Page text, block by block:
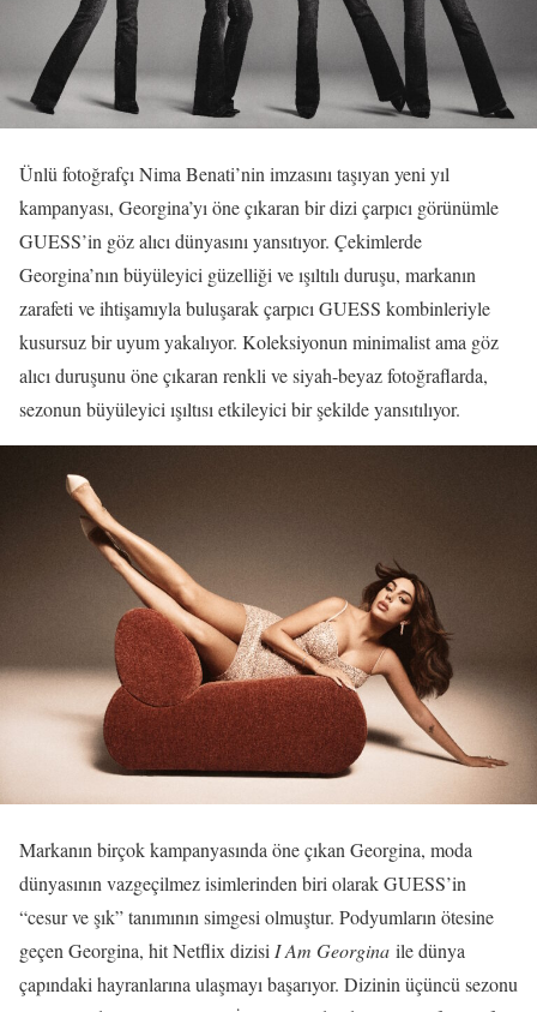
Ünlü fotoğrafçı Nima Benati’nin imzasını taşıyan yeni yıl
kampanyası, Georgina’yı öne çıkaran bir dizi çarpıcı görünümle
GUESS’in göz alıcı dünyasını yansıtıyor. Çekimlerde
Georgina’nın büyüleyici güzelliği ve ışıltılı duruşu, markanın
zarafeti ve ihtişamıyla buluşarak çarpıcı GUESS kombinleriyle
kusursuz bir uyum yakalıyor. Koleksiyonun minimalist ama göz
alıcı duruşunu öne çıkaran renkli ve siyah-beyaz fotoğraflarda,
sezonun büyüleyici ışıltısı etkileyici bir şekilde yansıtılıyor.
Markanın birçok kampanyasında öne çıkan Georgina, moda
dünyasının vazgeçilmez isimlerinden biri olarak GUESS’in
“cesur ve şık” tanımının simgesi olmuştur. Podyumların ötesine
geçen Georgina, hit Netflix dizisi I Am Georgina ile dünya
çapındaki hayranlarına ulaşmayı başarıyor. Dizinin üçüncü sezonu